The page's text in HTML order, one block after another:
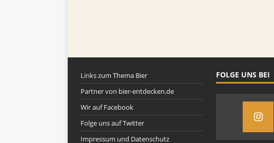
Links zum Thema Bier
Partner von bier-entdecken.de
Wir auf Facebook
Folge uns auf Twitter
Impressum und Datenschutz
FOLGE UNS BEI